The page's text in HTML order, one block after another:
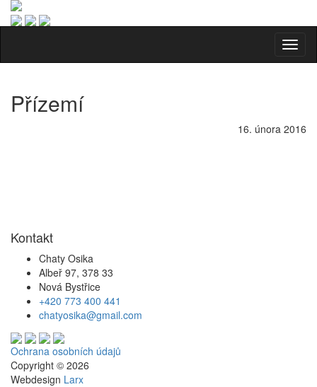
Přízemí
16. února 2016
Kontakt
Chaty Osika
Albeř 97, 378 33
Nová Bystřice
+420 773 400 441
chatyosika@gmail.com
Ochrana osobních údajů
Copyright © 2026
Webdesign Larx